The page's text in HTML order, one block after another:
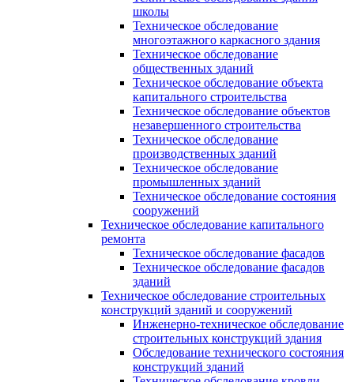
школы
Техническое обследование
многоэтажного каркасного здания
Техническое обследование
общественных зданий
Техническое обследование объекта
капитального строительства
Техническое обследование объектов
незавершенного строительства
Техническое обследование
производственных зданий
Техническое обследование
промышленных зданий
Техническое обследование состояния
сооружений
Техническое обследование капитального
ремонта
Техническое обследование фасадов
Техническое обследование фасадов
зданий
Техническое обследование строительных
конструкций зданий и сооружений
Инженерно-техническое обследование
строительных конструкций здания
Обследование технического состояния
конструкций зданий